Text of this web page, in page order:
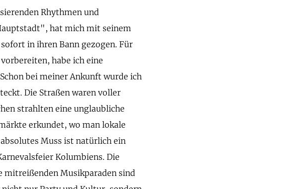
Rhythmen und
hat mich mit seinem
in ihren Bann gezogen. Für
habe ich eine
bei meiner Ankunft wurde ich
Die Straßen waren voller
strahlten eine unglaubliche
erkundet, wo man lokale
Muss ist natürlich ein
Kolumbiens. Die
mitreißenden Musikparaden sind